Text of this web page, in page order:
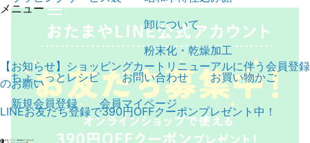
メニュー
卸について
粉末化・乾燥加工
ちょこっとレシピ
お問い合わせ
お買い物かご
新規会員登録
会員マイページ
【お知らせ】ショッピングカートリニューアルに伴う会員登録
のお願い
LINEお友だち登録で390円OFFクーポンプレゼント中！